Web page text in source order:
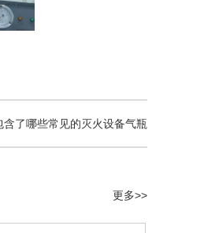
了哪些常见的灭火设备气瓶
更多>>